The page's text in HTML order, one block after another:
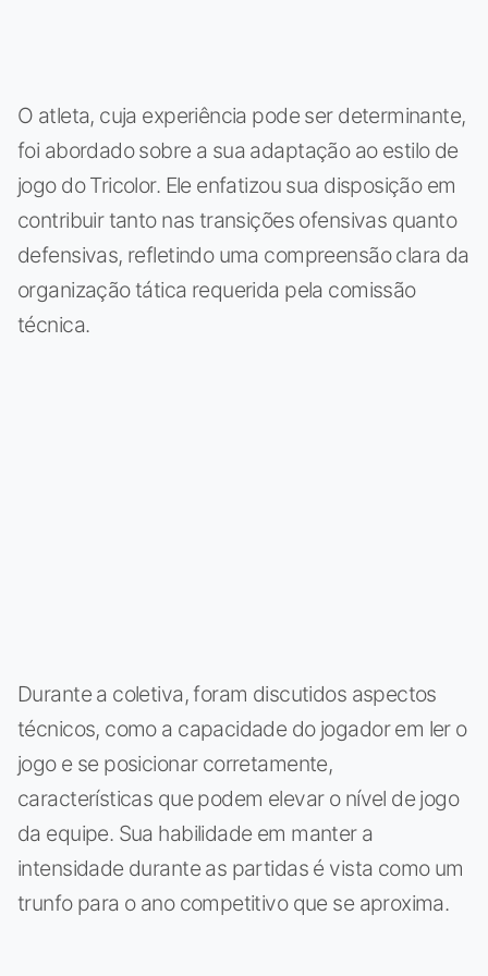
O atleta, cuja experiência pode ser determinante,
foi abordado sobre a sua adaptação ao estilo de
jogo do Tricolor. Ele enfatizou sua disposição em
contribuir tanto nas transições ofensivas quanto
defensivas, refletindo uma compreensão clara da
organização tática requerida pela comissão
técnica.
Durante a coletiva, foram discutidos aspectos
técnicos, como a capacidade do jogador em ler o
jogo e se posicionar corretamente,
características que podem elevar o nível de jogo
da equipe. Sua habilidade em manter a
intensidade durante as partidas é vista como um
trunfo para o ano competitivo que se aproxima.